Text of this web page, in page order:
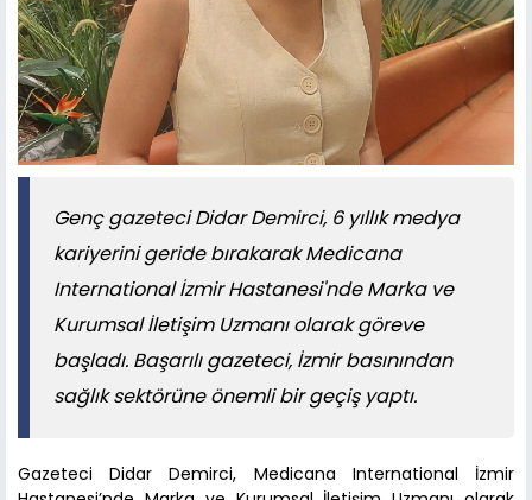
Genç gazeteci Didar Demirci, 6 yıllık medya
kariyerini geride bırakarak Medicana
International İzmir Hastanesi'nde Marka ve
Kurumsal İletişim Uzmanı olarak göreve
başladı. Başarılı gazeteci, İzmir basınından
sağlık sektörüne önemli bir geçiş yaptı.
Gazeteci Didar Demirci, Medicana International İzmir